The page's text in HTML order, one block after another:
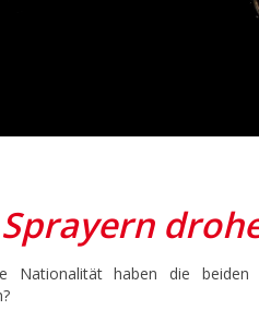
Nationalität haben die beiden